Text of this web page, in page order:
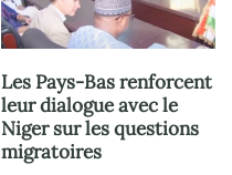
Les Pays-Bas renforcent
leur dialogue avec le
Niger sur les questions
migratoires